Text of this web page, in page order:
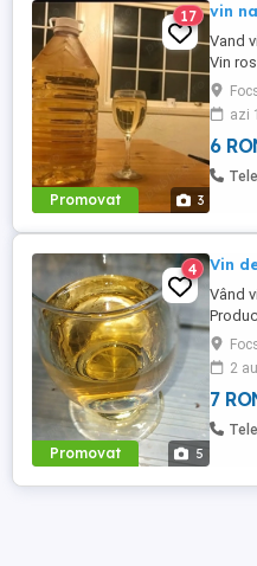
Promovat 3
17 vin
Vand
Vin
PRET
butuc,
Relatii
azi
6
Promovat 5
4 Vin
Vând
Prețul
lei
2
7